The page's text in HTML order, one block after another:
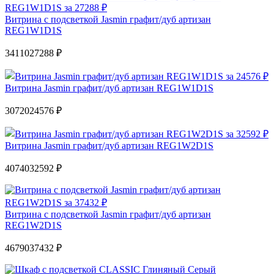
Витрина с подсветкой Jasmin графит/дуб артизан
REG1W1D1S
3411027288 ₽
Витрина Jasmin графит/дуб артизан REG1W1D1S
3072024576 ₽
Витрина Jasmin графит/дуб артизан REG1W2D1S
4074032592 ₽
Витрина с подсветкой Jasmin графит/дуб артизан
REG1W2D1S
4679037432 ₽